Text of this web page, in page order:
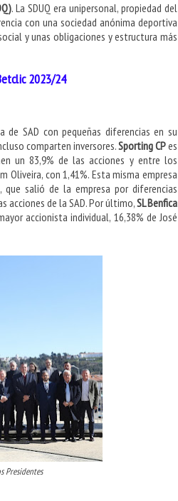
. La SDUQ era unipersonal, propiedad del
con una sociedad anónima deportiva
y unas obligaciones y estructura más
2023/24
SAD con pequeñas diferencias en su
comparten inversores.Sporting CPes
un 83,9% de las acciones y entre los
Oliveira, con 1,41%. Esta misma empresa
salió de la empresa por diferencias
acciones de la SAD. Por último,SL Benfica
accionista individual, 16,38% de José
Presidentes